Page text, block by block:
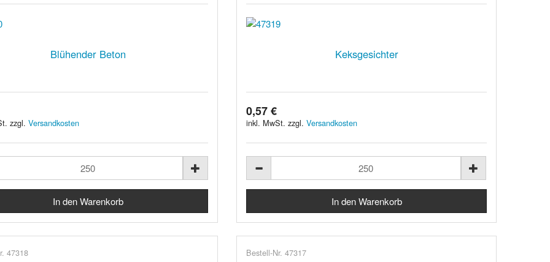
Blühender Beton
zzgl. Versandkosten
Keksgesichter
0,57 €
inkl. MwSt. zzgl.Versandkosten
47318 Bestell-Nr. 47317